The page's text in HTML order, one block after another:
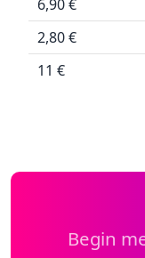
6,90 €
2,80 €
11 €
Begin